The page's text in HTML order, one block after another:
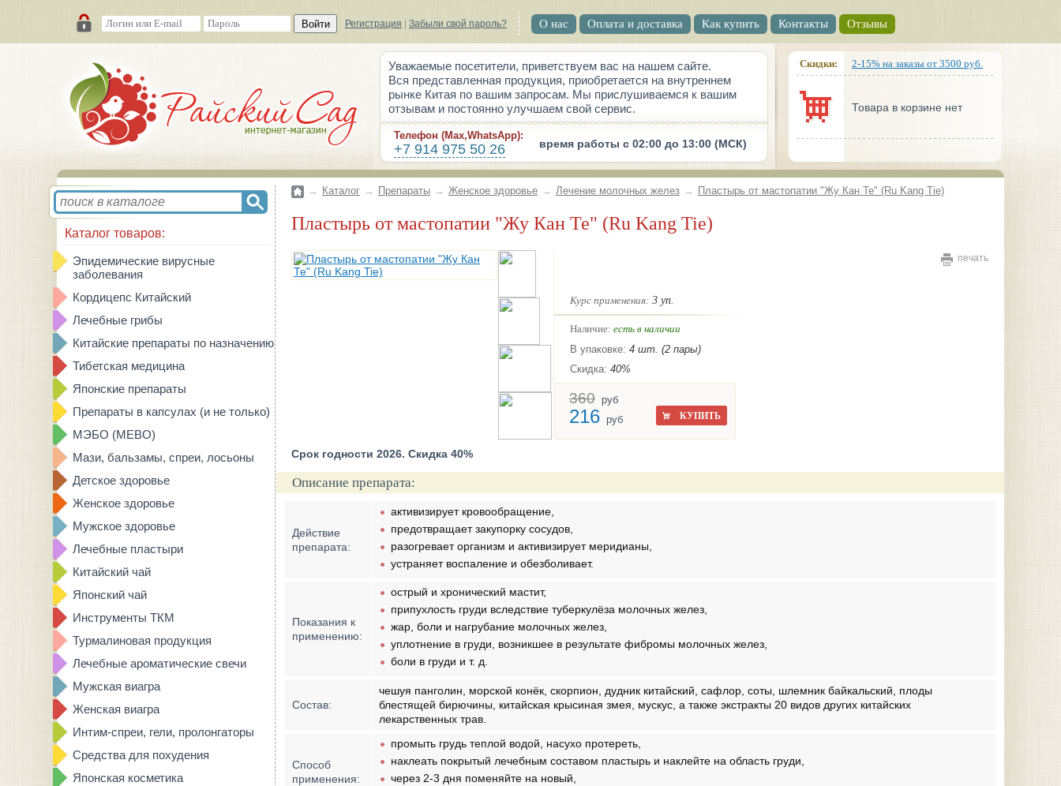
Войти Регистрация Забыли свой пароль? О нас Оплата и доставка Как купить Контакты Отзывы
Уважаемые посетители, приветствуем вас на нашем сайте.
Вся представленная продукция, приобретается на внутреннем
рынке Китая по вашим запросам. Мы прислушиваемся к вашим
отзывам и постоянно улучшаем свой сервис.
Телефон (Max,WhatsApp):
+7 914 975 50 26 время работы с 02:00 до 13:00 (МСК)
Скидки: 2-15% на заказы от 3500 руб.
Товара в корзине нет
Каталог товаров:
Эпидемические вирусные
заболевания
Кордицепс Китайский
Лечебные грибы
Китайские препараты по назначению
Тибетская медицина
Японские препараты
Препараты в капсулах (и не только)
МЭБО (MEBO)
Мази, бальзамы, спреи, лосьоны
Детское здоровье
Женское здоровье
Мужское здоровье
Лечебные пластыри
Китайский чай
Японский чай
Инструменты ТКМ
Турмалиновая продукция
Лечебные ароматические свечи
Мужская виагра
Женская виагра
Интим-спреи, гели, пролонгаторы
Средства для похудения
Японская косметика
→ Каталог → Препараты → Женское здоровье → Лечение молочных желез → Пластырь от мастопатии "Жу Кан Те" (Ru Kang Tie)
Пластырь от мастопатии "Жу Кан Те" (Ru Kang Tie)
печать
Курс применения: 3 уп.
Наличие: есть в наличии
В упаковке: 4 шт. (2 пары)
Скидка: 40%
360 руб
216 руб КУПИТЬ
Срок годности 2026. Скидка 40%
Описание препарата:
Действие
препарата:
активизирует кровообращение,
предотвращает закупорку сосудов,
разогревает организм и активизирует меридианы,
устраняет воспаление и обезболивает.
Показания к
применению:
острый и хронический мастит,
припухлость груди вследствие туберкулёза молочных желез,
жар, боли и нагрубание молочных желез,
уплотнение в груди, возникшее в результате фибромы молочных желез,
боли в груди и т. д.
Состав:
чешуя панголин, морской конёк, скорпион, дудник китайский, сафлор, соты, шлемник байкальский, плоды
блестящей бирючины, китайская крысиная змея, мускус, а также экстракты 20 видов других китайских
лекарственных трав.
Способ
применения:
промыть грудь теплой водой, насухо протереть,
наклеать покрытый лечебным составом пластырь и наклейте на область груди,
через 2-3 дня поменяйте на новый,